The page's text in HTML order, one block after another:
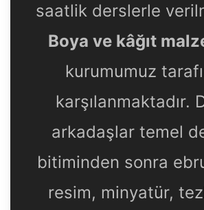
saatlik derslerle
Boya ve kâğıt
kurumumuz
karşılanmaktadır.
arkadaşlar temel
bitiminden sonra
resim, minyatür,